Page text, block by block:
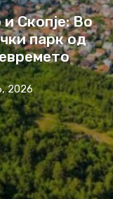
Скопје: Во
парк од
2026